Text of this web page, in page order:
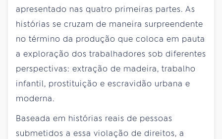
apresentado nas quatro primeiras partes. As
histórias se cruzam de maneira surpreendente
no término da produção que coloca em pauta
a exploração dos trabalhadores sob diferentes
perspectivas: extração de madeira, trabalho
infantil, prostituição e escravidão urbana e
moderna.
Baseada em histórias reais de pessoas
submetidos a essa violação de direitos, a